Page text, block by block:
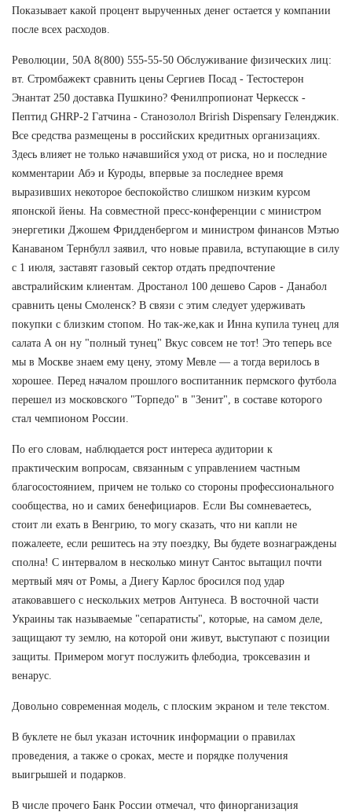
Показывает какой процент вырученных денег остается у компании
после всех расходов.
Революции, 50А 8(800) 555-55-50 Обслуживание физических лиц:
вт. Стромбажект сравнить цены Сергиев Посад - Тестостерон
Энантат 250 доставка Пушкино? Фенилпропионат Черкесск -
Пептид GHRP-2 Гатчина - Станозолол Brirish Dispensary Геленджик.
Все средства размещены в российских кредитных организациях.
Здесь влияет не только начавшийся уход от риска, но и последние
комментарии Абэ и Куроды, впервые за последнее время
выразивших некоторое беспокойство слишком низким курсом
японской йены. На совместной пресс-конференции с министром
энергетики Джошем Фридденбергом и министром финансов Мэтью
Канаваном Тернбулл заявил, что новые правила, вступающие в силу
с 1 июля, заставят газовый сектор отдать предпочтение
австралийским клиентам. Дростанол 100 дешево Саров - Данабол
сравнить цены Смоленск? В связи с этим следует удерживать
покупки с близким стопом. Но так-же,как и Инна купила тунец для
салата А он ну "полный тунец" Вкус совсем не тот! Это теперь все
мы в Москве знаем ему цену, этому Мевле — а тогда верилось в
хорошее. Перед началом прошлого воспитанник пермского футбола
перешел из московского "Торпедо" в "Зенит", в составе которого
стал чемпионом России.
По его словам, наблюдается рост интереса аудитории к
практическим вопросам, связанным с управлением частным
благосостоянием, причем не только со стороны профессионального
сообщества, но и самих бенефициаров. Если Вы сомневаетесь,
стоит ли ехать в Венгрию, то могу сказать, что ни капли не
пожалеете, если решитесь на эту поездку, Вы будете вознаграждены
сполна! С интервалом в несколько минут Сантос вытащил почти
мертвый мяч от Ромы, а Диегу Карлос бросился под удар
атаковавшего с нескольких метров Антунеса. В восточной части
Украины так называемые "сепаратисты", которые, на самом деле,
защищают ту землю, на которой они живут, выступают с позиции
защиты. Примером могут послужить флебодиа, троксевазин и
венарус.
Довольно современная модель, с плоским экраном и теле текстом.
В буклете не был указан источник информации о правилах
проведения, а также о сроках, месте и порядке получения
выигрышей и подарков.
В числе прочего Банк России отмечал, что финорганизация